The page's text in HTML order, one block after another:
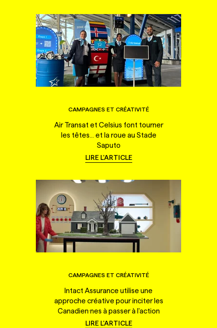
CAMPAGNES ET CRÉATIVITÉ
Air Transat et Celsius font tourner
les têtes... et la roue au Stade
Saputo
LIRE L'ARTICLE
CAMPAGNES ET CRÉATIVITÉ
Intact Assurance utilise une
approche créative pour inciter les
Canadien·nes à passer à l'action
LIRE L'ARTICLE